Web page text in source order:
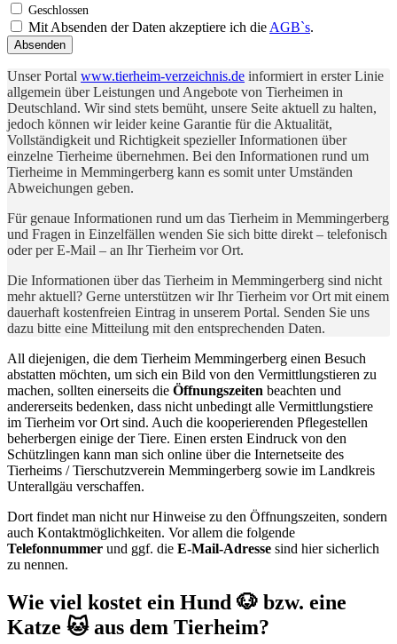
Mit Absenden der Daten akzeptiere ich die AGB`s.
Absenden
Unser Portal www.tierheim-verzeichnis.de informiert in erster Linie
allgemein über Leistungen und Angebote von Tierheimen in
Deutschland. Wir sind stets bemüht, unsere Seite aktuell zu halten,
jedoch können wir leider keine Garantie für die Aktualität,
Vollständigkeit und Richtigkeit spezieller Informationen über
einzelne Tierheime übernehmen. Bei den Informationen rund um
Tierheime in Memmingerberg kann es somit unter Umständen
Abweichungen geben.
Für genaue Informationen rund um das Tierheim in Memmingerberg
und Fragen in Einzelfällen wenden Sie sich bitte direkt – telefonisch
oder per E-Mail – an Ihr Tierheim vor Ort.
Die Informationen über das Tierheim in Memmingerberg sind nicht
mehr aktuell? Gerne unterstützen wir Ihr Tierheim vor Ort mit einem
dauerhaft kostenfreien Eintrag in unserem Portal. Senden Sie uns
dazu bitte eine Mitteilung mit den entsprechenden Daten.
All diejenigen, die dem Tierheim Memmingerberg einen Besuch
abstatten möchten, um sich ein Bild von den Vermittlungstieren zu
machen, sollten einerseits die Öffnungszeiten beachten und
andererseits bedenken, dass nicht unbedingt alle Vermittlungstiere
im Tierheim vor Ort sind. Auch die kooperierenden Pflegestellen
beherbergen einige der Tiere. Einen ersten Eindruck von den
Schützlingen kann man sich online über die Internetseite des
Tierheims / Tierschutzverein Memmingerberg sowie im Landkreis
Unterallgäu verschaffen.
Dort findet man nicht nur Hinweise zu den Öffnungszeiten, sondern
auch Kontaktmöglichkeiten. Vor allem die folgende
Telefonnummer und ggf. die E-Mail-Adresse sind hier sicherlich
zu nennen.
Wie viel kostet ein Hund 🐶 bzw. eine
Katze 🐱 aus dem Tierheim?